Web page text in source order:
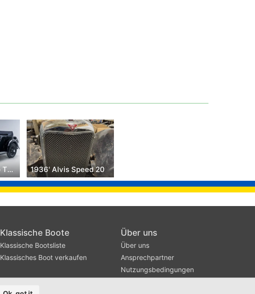
1936' Talbot-Lago T120 1936' Alvis Speed 20
Klassische Boote
Klassische Bootsliste
Klassisches Boot verkaufen
Über uns
Über uns
Ansprechpartner
Nutzungsbedingungen